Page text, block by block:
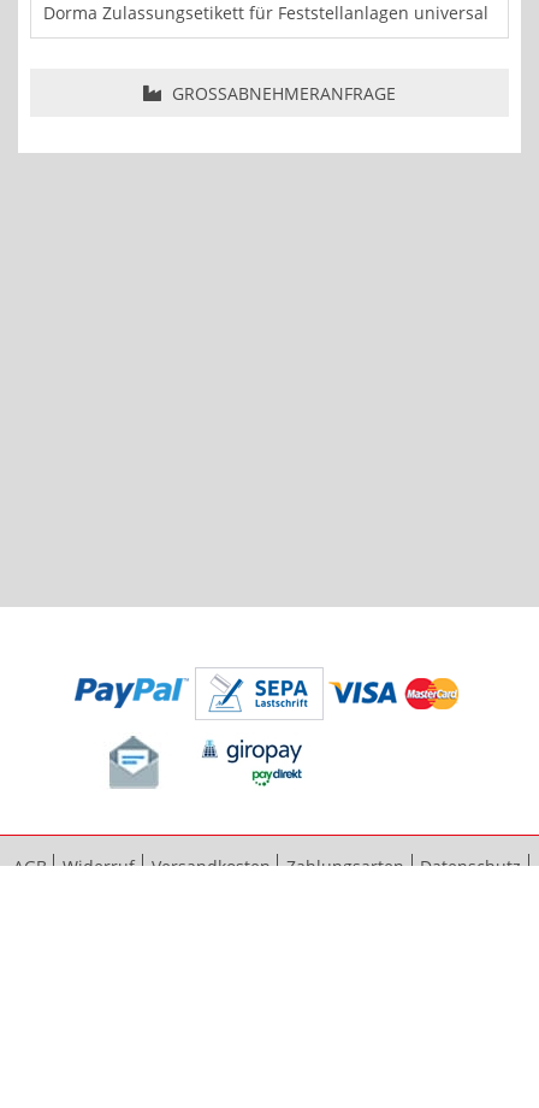
Dorma Zulassungsetikett für Feststellanlagen universal
GROSSABNEHMERANFRAGE
AGB Widerruf Versandkosten Zahlungsarten
Datenschutz